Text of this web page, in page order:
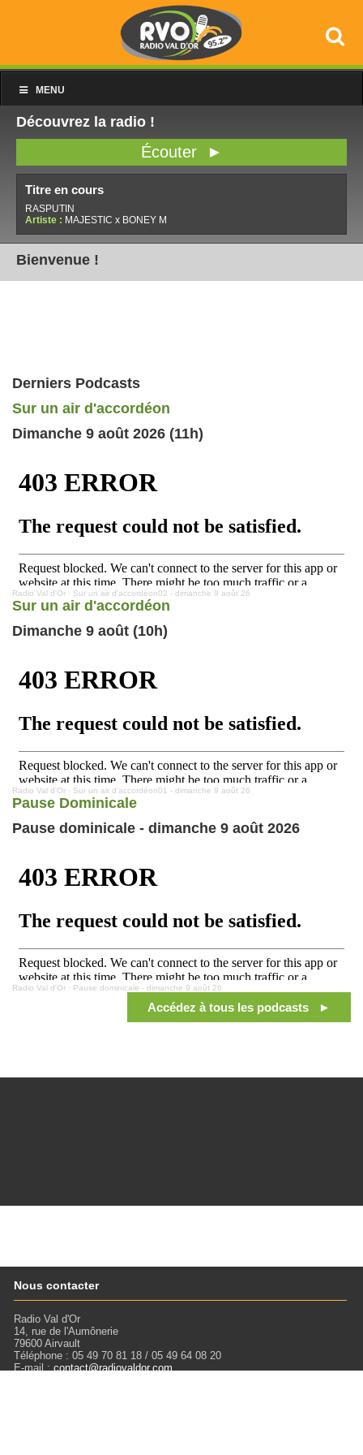
MENU
Découvrez la radio !
Écouter ►
Titre en cours
RASPUTIN
Artiste : MAJESTIC x BONEY M
Bienvenue !
Derniers Podcasts
Sur un air d'accordéon
Dimanche 9 août 2026 (11h)
Radio Val d'Or · Sur un air d'accordéon02 - dimanche 9 août 26
Sur un air d'accordéon
Dimanche 9 août (10h)
Radio Val d'Or · Sur un air d'accordéon01 - dimanche 9 août 26
Pause Dominicale
Pause dominicale - dimanche 9 août 2026
Radio Val d'Or · Pause dominicale - dimanche 9 août 26
Accédez à tous les podcasts ►
Nous contacter
Radio Val d'Or
14, rue de l'Aumônerie
79600 Airvault
Téléphone : 05 49 70 81 18 / 05 49 64 08 20
E-mail :contact@radiovaldor.com